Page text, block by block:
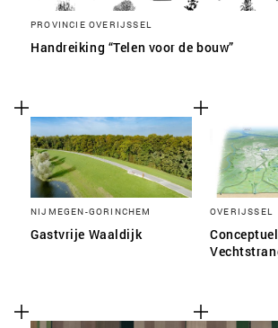
PROVINCIE OVERIJSSEL
Handreiking “Telen voor de bouw”
NIJMEGEN-GORINCHEM
Gastvrije Waaldijk
OVERIJSSEL